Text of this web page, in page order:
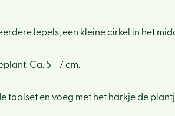
lepels; een kleine cirkel in het
Ca. 5 - 7 cm.
toolset en voeg met het harkje de